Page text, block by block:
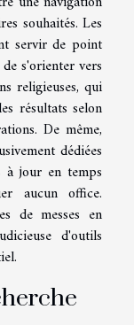
souhaités. Les
servir de point
s'orienter vers
religieuses, qui
résultats selon
De même,
dédiées
à jour en temps
aucun office.
de messes en
d'outils